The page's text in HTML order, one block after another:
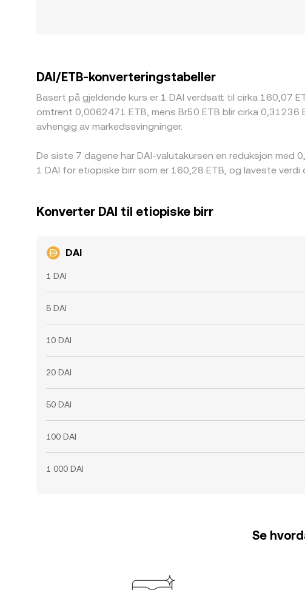
DAI/ETB-konverteringstabeller
Basert på gjeldende kurs er 1 DAI verdsatt til cirka 160,07
omtrent 0,0062471 ETB, mens Br50 ETB blir cirka 0,31236
avhengig av markedssvingninger.
De siste 7 dagene har DAI-valutakursen en reduksjon med
1 DAI for etiopiske birr som er 160,28 ETB, og laveste
Konverter DAI til etiopiske birr
DAI
1 DAI
5 DAI
10 DAI
20 DAI
50 DAI
100 DAI
1 000 DAI
Se